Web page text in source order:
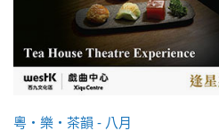
粵・樂・茶韻 - 八月